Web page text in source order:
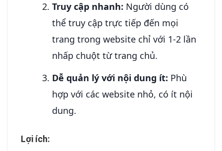
Truy cập nhanh: Người dùng có
thể truy cập trực tiếp đến mọi
trang trong website chỉ với 1-2 lần
nhấp chuột từ trang chủ.
Dễ quản lý với nội dung ít: Phù
hợp với các website nhỏ, có ít nội
dung.
Lợi ích: